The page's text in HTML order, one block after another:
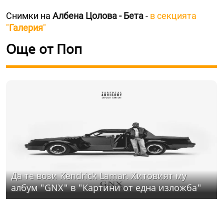
Снимки на Албена Цолова - Бета- в секцията
"Галерия"
Още от Поп
Да те вози Kendrick Lamar. Хитовият му
албум "GNX" в "Картини от една изложба"